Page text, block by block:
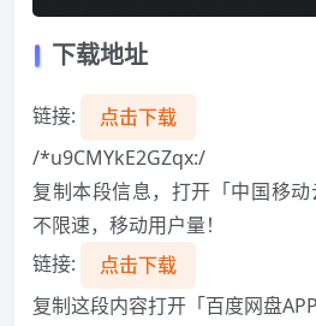
下载地址
链接:
点击下载
/*u9CMYkE2GZqx:/
复制本段信息，打开「中国移
不限速，移动用户量！
链接:
点击下载
复制这段内容打开「百度网盘